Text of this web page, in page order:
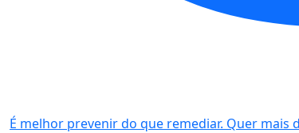
É melhor prevenir do que remediar. Quer mais